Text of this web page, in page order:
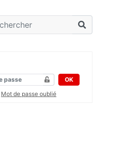
OK
Mot de passe oublié